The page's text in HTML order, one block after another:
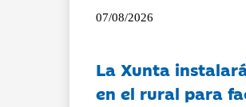
07/08/2026
La Xunta
en el rural para